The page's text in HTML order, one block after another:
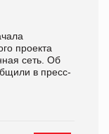
проекта
сеть. Об
в пресс-